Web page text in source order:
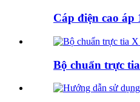
Cáp điện cao áp
Bộ chuẩn trực